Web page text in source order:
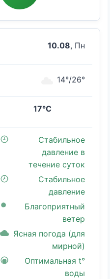
10.08, Пн
14°/26°
17°C
Стабильное
давление в
течение суток
Стабильное
давление
Благоприятный
ветер
Ясная погода (для
мирной)
Оптимальная t°
воды